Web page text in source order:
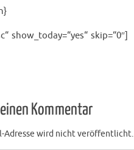
show_today=“yes“ skip=“0″]
Kommentar
Adresse wird nicht veröffentlicht.